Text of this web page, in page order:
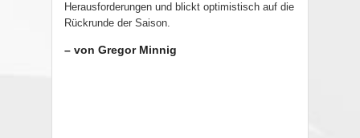
Herausforderungen und blickt optimistisch auf die
Rückrunde der Saison.
– von Gregor Minnig